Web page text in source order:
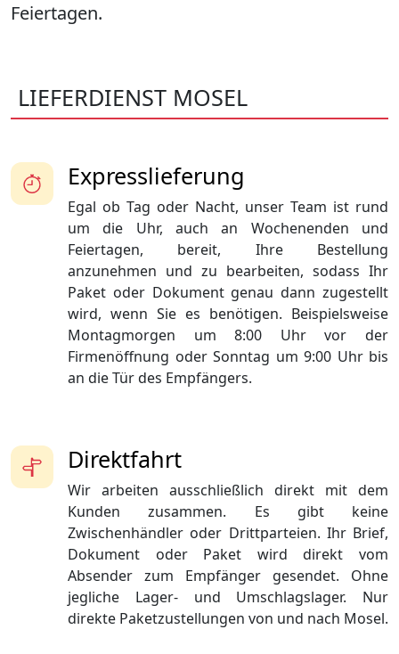
Feiertagen.
LIEFERDIENST MOSEL
Direktfahrt
Wir arbeiten ausschließlich direkt mit dem
Kunden zusammen. Es gibt keine
Zwischenhändler oder Drittparteien. Ihr Brief,
Dokument oder Paket wird direkt vom
Absender zum Empfänger gesendet. Ohne
jegliche Lager- und Umschlagslager. Nur
direkte Paketzustellungen von und nach Mosel.
Expresslieferung
Egal ob Tag oder Nacht, unser Team ist rund
um die Uhr, auch an Wochenenden und
Feiertagen, bereit, Ihre Bestellung
anzunehmen und zu bearbeiten, sodass Ihr
Paket oder Dokument genau dann zugestellt
wird, wenn Sie es benötigen. Beispielsweise
Montagmorgen um 8:00 Uhr vor der
Firmenöffnung oder Sonntag um 9:00 Uhr bis
an die Tür des Empfängers.